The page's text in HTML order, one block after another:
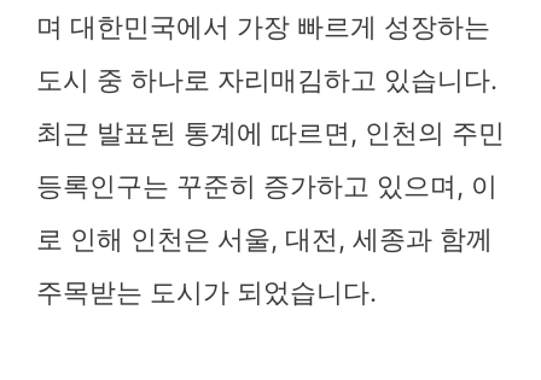
며 대한민국에서 가장 빠르게 성장하는
도시 중 하나로 자리매김하고 있습니다.
최근 발표된 통계에 따르면, 인천의 주민
등록인구는 꾸준히 증가하고 있으며, 이
로 인해 인천은 서울, 대전, 세종과 함께
주목받는 도시가 되었습니다.